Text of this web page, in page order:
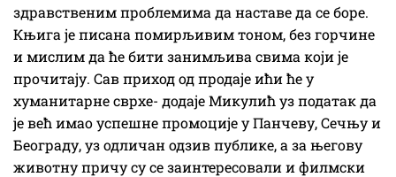
здравственим проблемима да наставе да се боре.
Књига је писана помирљивим тоном, без горчине
и мислим да ће бити занимљива свима који је
прочитају. Сав приход од продаје ићи ће у
хуманитарне сврхе- додаје Микулић уз податак да
је већ имао успешне промоције у Панчеву, Сечњу и
Београду, уз одличан одзив публике, а за његову
животну причу су се заинтересовали и филмски